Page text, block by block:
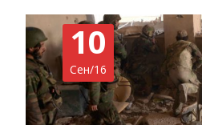
10
Сен/16